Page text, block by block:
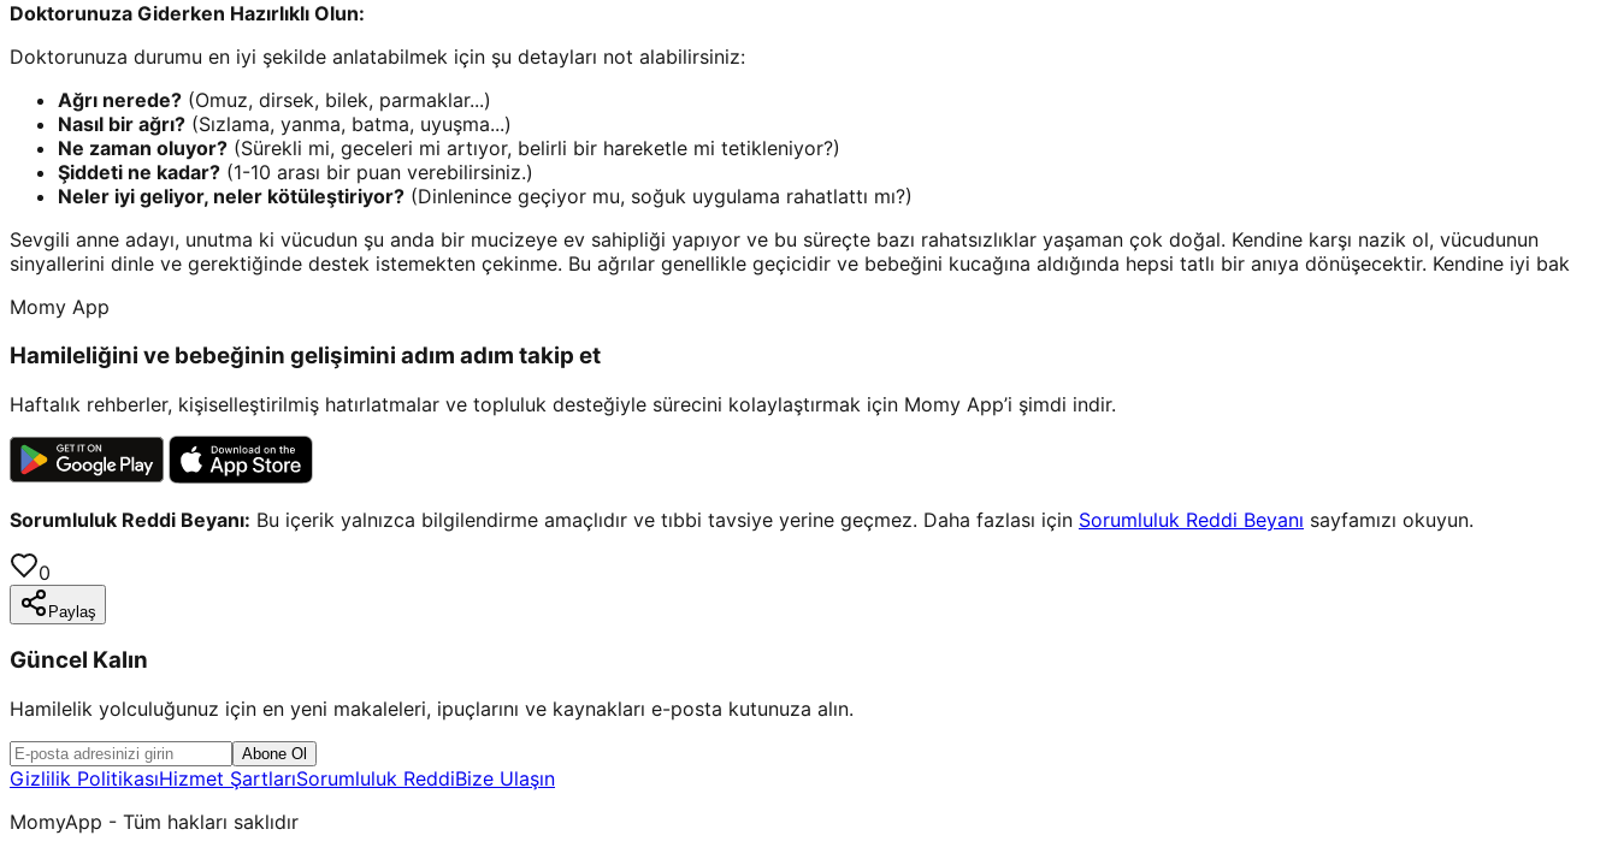
Doktorunuza Giderken Hazırlıklı Olun:
Doktorunuza durumu en iyi şekilde anlatabilmek için şu detayları not alabilirsiniz:
Ağrı nerede? (Omuz, dirsek, bilek, parmaklar...)
Nasıl bir ağrı? (Sızlama, yanma, batma, uyuşma...)
Ne zaman oluyor? (Sürekli mi, geceleri mi artıyor, belirli bir hareketle mi tetikleniyor?)
Şiddeti ne kadar? (1-10 arası bir puan verebilirsiniz.)
Neler iyi geliyor, neler kötüleştiriyor? (Dinlenince geçiyor mu, soğuk uygulama rahatlattı mı?)
Sevgili anne adayı, unutma ki vücudun şu anda bir mucizeye ev sahipliği yapıyor ve bu süreçte bazı rahatsızlıklar yaşaman çok doğal. Kendine karşı nazik ol, vücudunun
sinyallerini dinle ve gerektiğinde destek istemekten çekinme. Bu ağrılar genellikle geçicidir ve bebeğini kucağına aldığında hepsi tatlı bir anıya dönüşecektir. Kendine iyi bak
Momy App
Hamileliğini ve bebeğinin gelişimini adım adım takip et
Haftalık rehberler, kişiselleştirilmiş hatırlatmalar ve topluluk desteğiyle sürecini kolaylaştırmak için Momy App’i şimdi indir.
Sorumluluk Reddi Beyanı: Bu içerik yalnızca bilgilendirme amaçlıdır ve tıbbi tavsiye yerine geçmez. Daha fazlası için Sorumluluk Reddi Beyanı sayfamızı okuyun.
0
Paylaş
Güncel Kalın
Hamilelik yolculuğunuz için en yeni makaleleri, ipuçlarını ve kaynakları e-posta kutunuza alın.
Abone Ol
Gizlilik PolitikasıHizmet ŞartlarıSorumluluk ReddiBize Ulaşın
MomyApp - Tüm hakları saklıdır